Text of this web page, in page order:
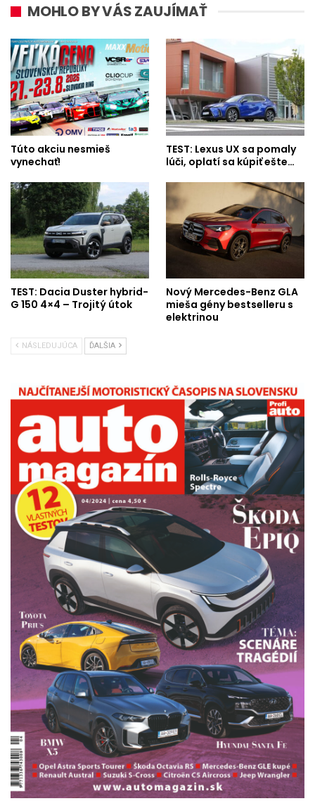
MOHLO BY VÁS ZAUJÍMAŤ
Túto akciu nesmieš
vynechať!
TEST: Lexus UX sa pomaly
lúči, oplatí sa kúpiť ešte…
TEST: Dacia Duster hybrid-
G 150 4×4 – Trojitý útok
Nový Mercedes-Benz GLA
mieša gény bestselleru s
elektrinou
NÁSLEDUJÚCA ĎALŠIA